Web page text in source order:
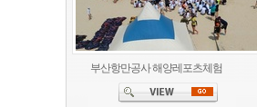
부산항만공사 해양레포츠체험